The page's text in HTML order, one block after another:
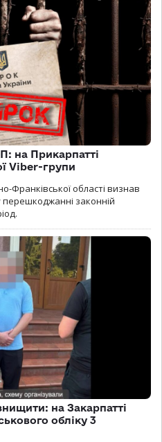
на Прикарпатті
Viber-групи
Франківської області визнав
законній
на Закарпатті
обліку 3